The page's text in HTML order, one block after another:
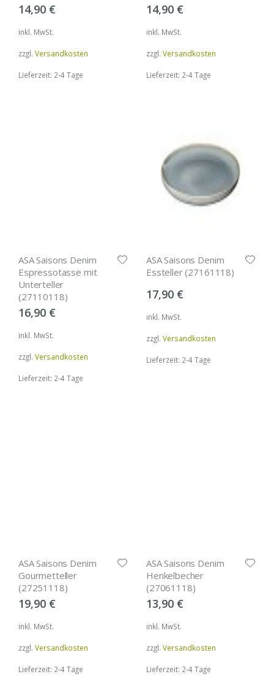
14,90 €
inkl. MwSt.
zzgl. Versandkosten
Lieferzeit: 2-4 Tage
14,90 €
inkl. MwSt.
zzgl. Versandkosten
Lieferzeit: 2-4 Tage
ASA Saisons Denim
Espressotasse mit
Unterteller
(27110118)
16,90 €
inkl. MwSt.
zzgl. Versandkosten
Lieferzeit: 2-4 Tage
ASA Saisons Denim
Essteller (27161118)
17,90 €
inkl. MwSt.
zzgl. Versandkosten
Lieferzeit: 2-4 Tage
ASA Saisons Denim
Gourmetteller
(27251118)
19,90 €
inkl. MwSt.
zzgl. Versandkosten
Lieferzeit: 2-4 Tage
ASA Saisons Denim
Henkelbecher
(27061118)
13,90 €
inkl. MwSt.
zzgl. Versandkosten
Lieferzeit: 2-4 Tage